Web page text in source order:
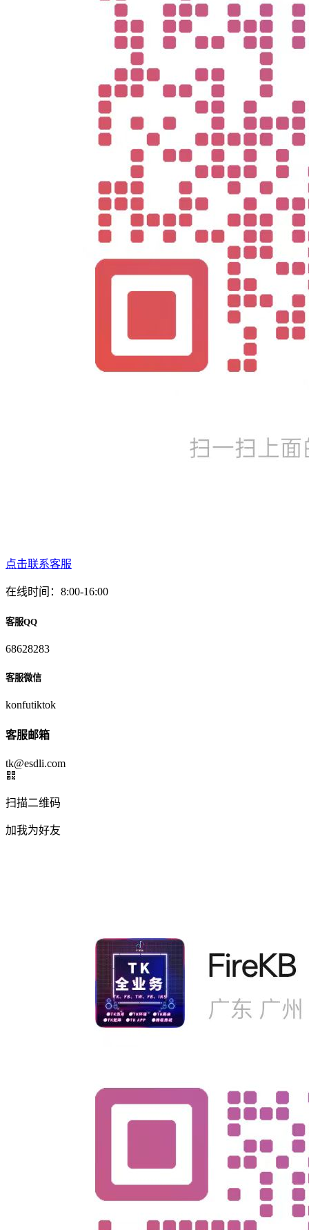
点击联系客服
在线时间：8:00-16:00
客服QQ
68628283
客服微信
konfutiktok
客服邮箱
tk@esdli.com
扫描二维码
加我为好友